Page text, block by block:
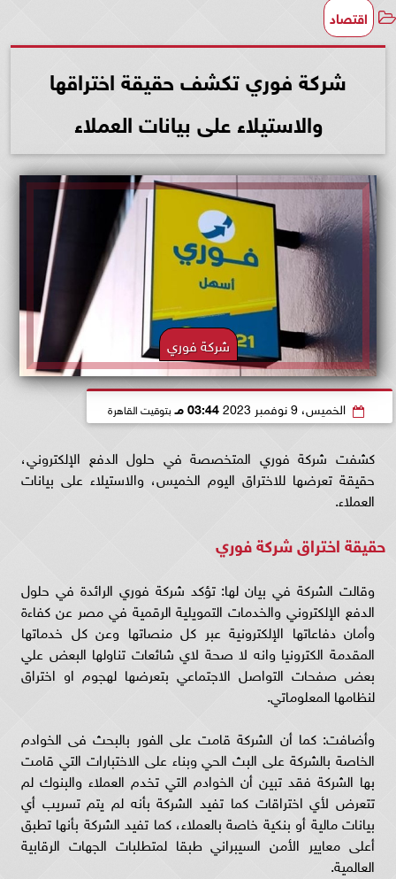
اقتصاد
شركة فوري تكشف حقيقة اختراقها
والاستيلاء على بيانات العملاء
شركة فوري
الخميس، 9 نوفمبر 2023 03:44 مـ بتوقيت القاهرة
كشفت شركة فوري المتخصصة في حلول الدفع الإلكتروني،
حقيقة تعرضها للاختراق اليوم الخميس، والاستيلاء على بيانات
العملاء.
حقيقة اختراق شركة فوري
وقالت الشركة في بيان لها: تؤكد شركة فوري الرائدة في حلول
الدفع الإلكتروني والخدمات التمويلية الرقمية في مصر عن كفاءة
وأمان دفاعاتها الإلكترونية عبر كل منصاتها وعن كل خدماتها
المقدمة الكترونيا وانه لا صحة لاي شائعات تناولها البعض علي
بعض صفحات التواصل الاجتماعي بتعرضها لهجوم او اختراق
لنظامها المعلوماتي.
وأضافت: كما أن الشركة قامت على الفور بالبحث فى الخوادم
الخاصة بالشركة على البث الحي وبناء على الاختبارات التي قامت
بها الشركة فقد تبين أن الخوادم التي تخدم العملاء والبنوك لم
تتعرض لأي اختراقات كما تفيد الشركة بأنه لم يتم تسريب أي
بيانات مالية أو بنكية خاصة بالعملاء، كما تفيد الشركة بأنها تطبق
أعلى معايير الأمن السيبراني طبقا لمتطلبات الجهات الرقابية
العالمية.